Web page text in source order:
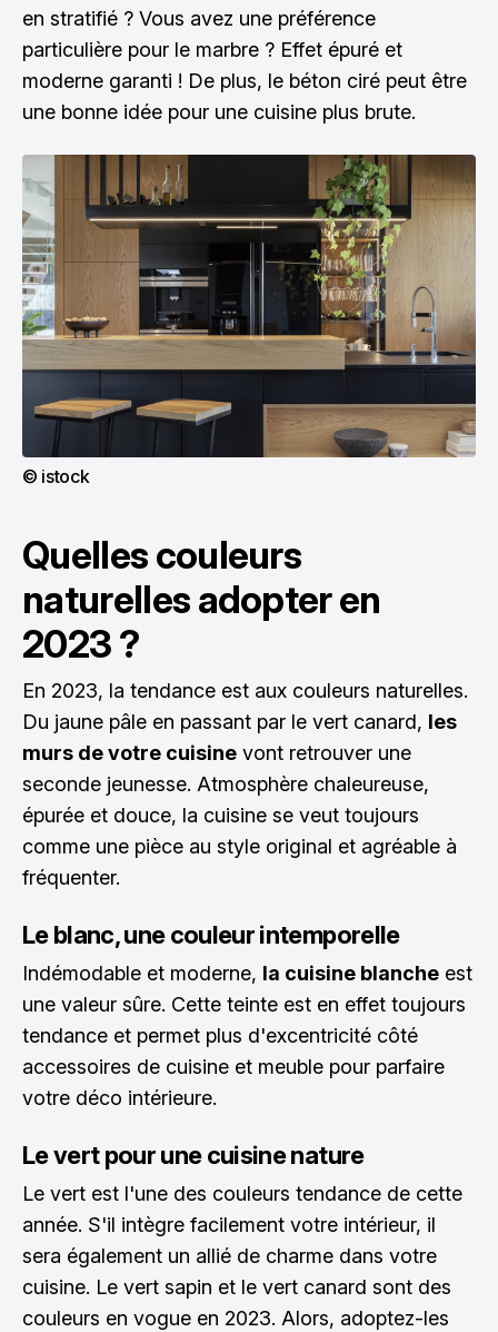
en stratifié ? Vous avez une préférence
particulière pour le marbre ? Effet épuré et
moderne garanti ! De plus, le béton ciré peut être
une bonne idée pour une cuisine plus brute.
© istock
Quelles couleurs
naturelles adopter en
2023 ?
En 2023, la tendance est aux couleurs naturelles.
Du jaune pâle en passant par le vert canard, les
murs de votre cuisine vont retrouver une
seconde jeunesse. Atmosphère chaleureuse,
épurée et douce, la cuisine se veut toujours
comme une pièce au style original et agréable à
fréquenter.
Le blanc, une couleur intemporelle
Indémodable et moderne, la cuisine blanche est
une valeur sûre. Cette teinte est en effet toujours
tendance et permet plus d'excentricité côté
accessoires de cuisine et meuble pour parfaire
votre déco intérieure.
Le vert pour une cuisine nature
Le vert est l'une des couleurs tendance de cette
année. S'il intègre facilement votre intérieur, il
sera également un allié de charme dans votre
cuisine. Le vert sapin et le vert canard sont des
couleurs en vogue en 2023. Alors, adoptez-les